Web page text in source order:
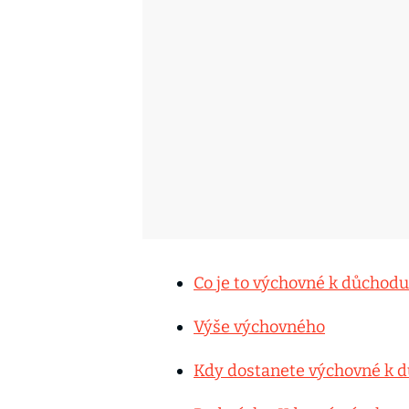
Co je to výchovné k
Výše výchovného
Kdy dostanete výchovné k